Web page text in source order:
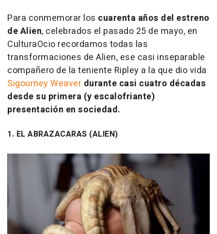
Para conmemorar los cuarenta años del estreno
deAlien, celebrados el pasado 25 de mayo, en
CulturaOcio recordamos todas las
transformaciones de Alien, ese casi inseparable
compañero de la teniente Ripley a la que dio vida
Sigourney Weaver durante casi cuatro décadas
desde su primera (y escalofriante)
presentación en sociedad.
1. EL ABRAZACARAS (ALIEN)